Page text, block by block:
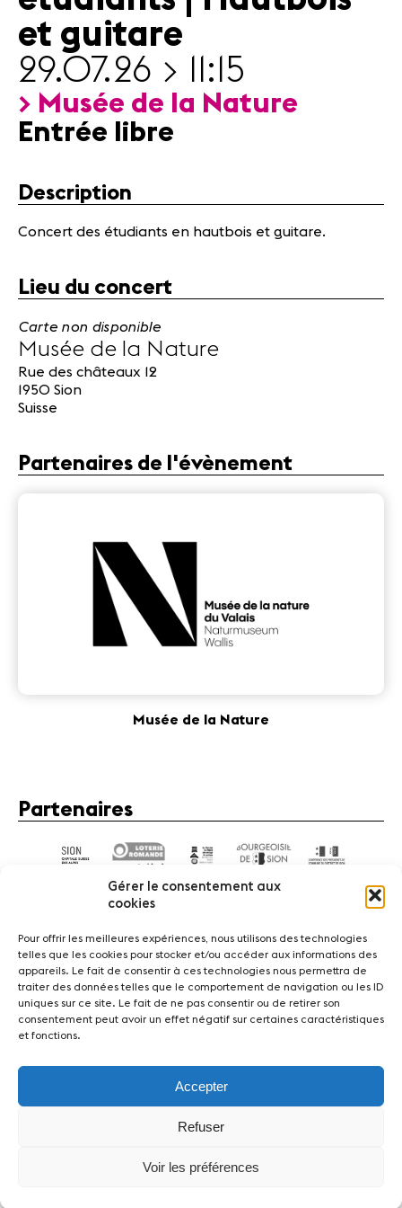
Gérer le consentement aux
cookies
Pour offrir les meilleures expériences, nous utilisons des technologies
telles que les cookies pour stocker et/ou accéder aux informations des
appareils. Le fait de consentir à ces technologies nous permettra de
traiter des données telles que le comportement de navigation ou les ID
uniques sur ce site. Le fait de ne pas consentir ou de retirer son
consentement peut avoir un effet négatif sur certaines caractéristiques
et fonctions.
Accepter
Refuser
Voir les préférences
Actualités
Partenaires
Actualités
Concerts
Bénévoles
Emplois
Mentions
légales
Contact
et guitare
29.07.26 > 11:15
> Musée de la Nature
Entrée libre
Description
Concert des étudiants en hautbois et guitare.
Lieu du concert
Carte non disponible
Musée de la Nature
Rue des châteaux 12
1950 Sion
Suisse
Partenaires de l'évènement
Musée de la Nature
Partenaires
ActualitésConcertsBénévolesMédiation
Médias Revue de presse
design et developpement :agence Si | Studio-irresistible - Paris